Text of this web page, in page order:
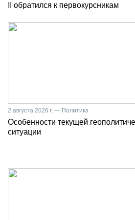
II обратился к первокурсникам
2 августа 2026 г. — Политика
Особенности текущей
ситуации